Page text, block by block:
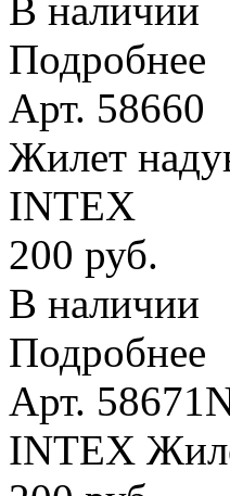
В наличии
Подробнее
Арт. 58660
Жилет
INTEX
200 руб.
В наличии
Подробнее
Арт.
INTEX